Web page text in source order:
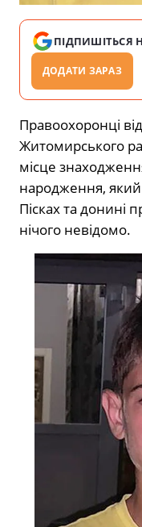
ПІДПИШІТЬСЯ
ДОДАТИ ЗАРАЗ
Правоохоронці
Житомирського
місце
народження,
Пісках та донині
нічого невідомо.